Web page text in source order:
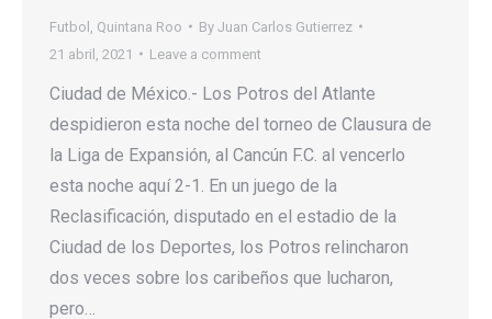
Futbol Quintana Roo By Juan Carlos Gutierrez
21 abril, 2021
Leave a comment
Ciudad de México.- Los Potros del Atlante
despidieron esta noche del torneo de Clausura de
la Liga de Expansión, al Cancún F.C. al vencerlo
esta noche aquí 2-1. En un juego de la
Reclasificación, disputado en el estadio de la
Ciudad de los Deportes, los Potros relincharon
dos veces sobre los caribeños que lucharon,
pero…